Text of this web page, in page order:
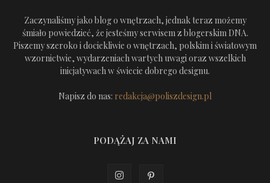
Zaczynaliśmy jako blog o wnętrzach, jednak teraz możemy
śmiało powiedzieć, że jesteśmy serwisem z blogerskim DNA.
Piszemy szeroko i dociekliwie o wnętrzach, polskim i światowym
wzornictwie, wydarzeniach wartych uwagi oraz wszelkich
inicjatywach w świecie dobrego designu.
Napisz do nas: redakcja@poliszdesign.pl
PODĄŻAJ ZA NAMI